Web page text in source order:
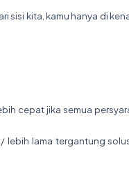
sisi kita, kamu hanya di
cepat jika semua
lebih lama tergantung